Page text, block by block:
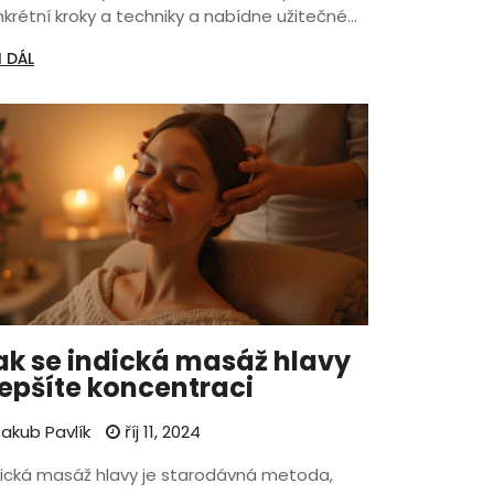
kroky a techniky a nabídne užitečné
k fyzickému, ale i psychickému zdraví.
vašem každodenním životě.
DÁL
se indická masáž hlavy
koncentraci
Pavlík
říj 11, 2024
masáž hlavy je starodávná metoda,